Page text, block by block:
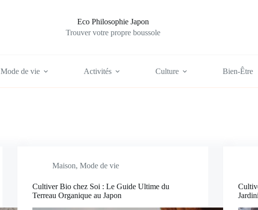
Eco Philosophie Japon
Trouver votre propre boussole
Mode de vie Activités Culture Bien-Être
Maison,Mode de vie
Cultiver Bio chez Soi : Le Guide Ultime du
Terreau Organique au Japon